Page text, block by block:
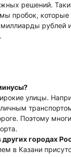
решений.
пробок,
миллиарды рублей
улицы.
Поэтому
городах
в Казани